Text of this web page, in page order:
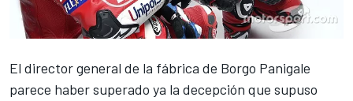
El director general de la fábrica de Borgo Panigale
parece haber superado ya la decepción que supuso